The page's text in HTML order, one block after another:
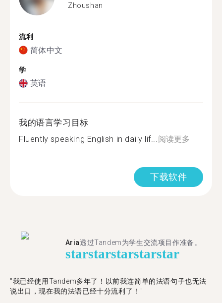
Zhoushan
流利
简体中文
学
英语
我的语言学习目标
Fluently speaking English in daily lif...阅读更多
下载软件
Aria透过Tandem为学生交流项目作准备。
starstarstarstarstar
"​​我已经使用Tandem多年了！以前我连简单的法语句子也无法
说出口，现在我的法语已经十分流利了！"